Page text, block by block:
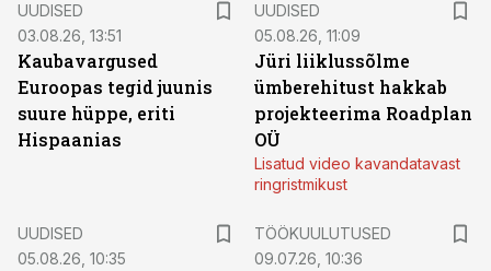
UUDISED
03.08.26, 13:51
Kaubavargused
Euroopas tegid juunis
suure hüppe, eriti
Hispaanias
UUDISED
05.08.26, 11:09
Jüri liiklussõlme
ümberehitust hakkab
projekteerima Roadplan
OÜ
Lisatud video kavandatavast
ringristmikust
UUDISED
05.08.26, 10:35
TÖÖKUULUTUSED
09.07.26, 10:36